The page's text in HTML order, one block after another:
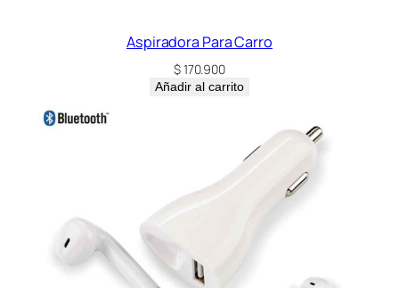
Aspiradora Para Carro
$170.900
Añadir al carrito